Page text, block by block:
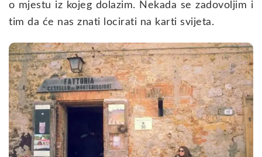
o mjestu iz kojeg dolazim. Nekada se zadovoljim i
tim da će nas znati locirati na karti svijeta.